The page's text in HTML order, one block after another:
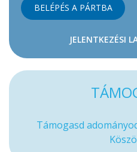
BELÉPÉS A PÁRTBA
JELENTKEZÉSI
Támogasd